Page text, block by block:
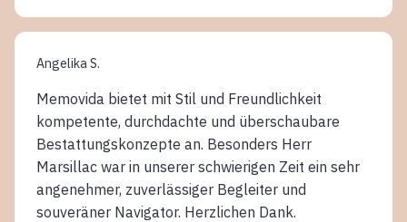
Angelika S.
Memovida bietet mit Stil und Freundlichkeit
kompetente, durchdachte und überschaubare
Bestattungskonzepte an. Besonders Herr
Marsillac war in unserer schwierigen Zeit ein sehr
angenehmer, zuverlässiger Begleiter und
souveräner Navigator. Herzlichen Dank.